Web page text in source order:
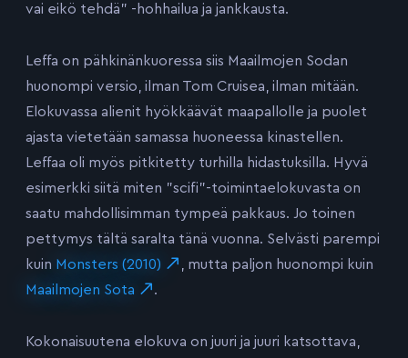
vai eikö tehdä” -hohhailua ja jankkausta.
Leffa on pähkinänkuoressa siis Maailmojen Sodan
huonompi versio, ilman Tom Cruisea, ilman mitään.
Elokuvassa alienit hyökkäävät maapallolle ja puolet
ajasta vietetään samassa huoneessa kinastellen.
Leffaa oli myös pitkitetty turhilla hidastuksilla. Hyvä
esimerkki siitä miten ”scifi”-toimintaelokuvasta on
saatu mahdollisimman tympeä pakkaus. Jo toinen
pettymys tältä saralta tänä vuonna. Selvästi parempi
kuin Monsters (2010)
, mutta paljon huonompi kuin
Maailmojen Sota
.
Kokonaisuutena elokuva on juuri ja juuri katsottava,